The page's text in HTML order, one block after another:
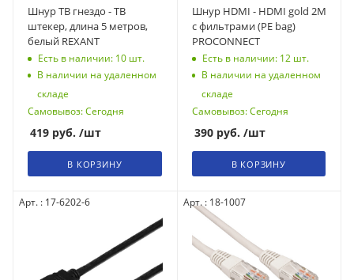
Шнур ТВ гнездо - ТВ
штекер, длина 5 метров,
белый REXANT
Есть в наличии: 10 шт.
В наличии на удаленном
складе
Самовывоз: Сегодня
419 руб. /шт
В КОРЗИНУ
Шнур HDMI - HDMI gold 2М
с фильтрами (PE bag)
PROCONNECT
Есть в наличии: 12шт.
В наличии на удаленном
складе
Самовывоз: Сегодня
390руб. /шт
В КОРЗИНУ
Арт. : 17-6202-6 Арт. : 18-1007